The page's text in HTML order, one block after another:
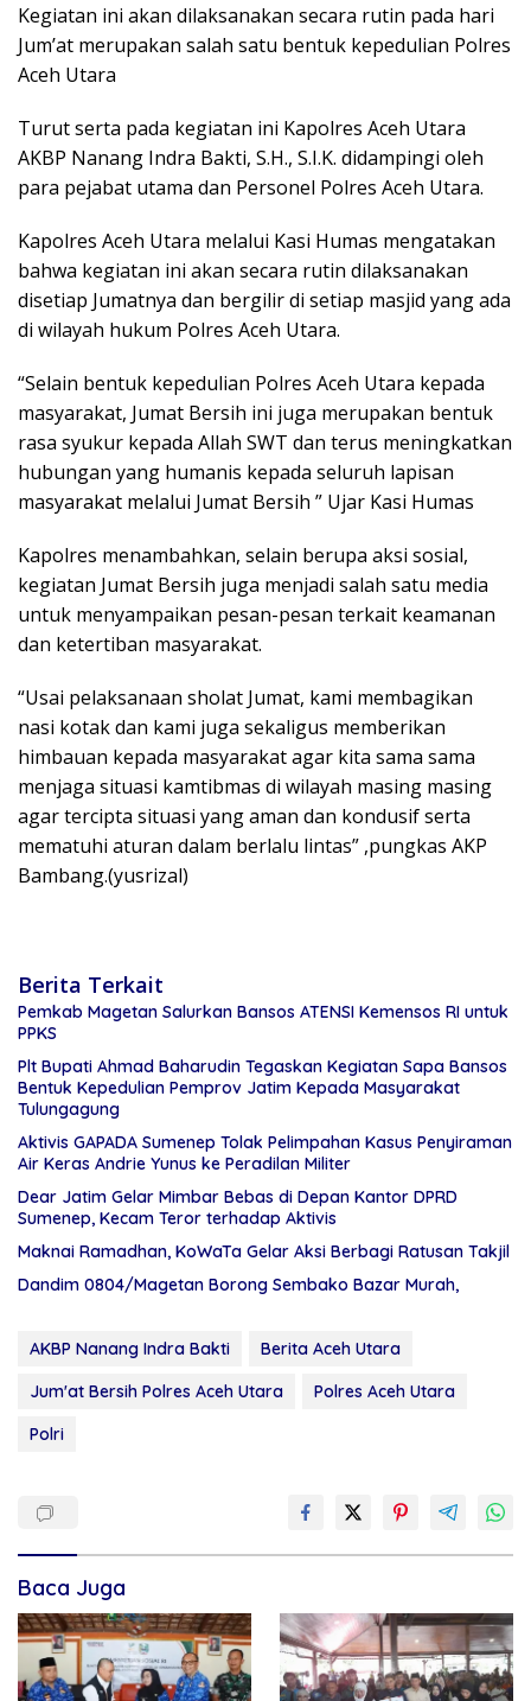
Kegiatan ini akan dilaksanakan secara rutin pada hari
Jum’at merupakan salah satu bentuk kepedulian Polres
Aceh Utara
Turut serta pada kegiatan ini Kapolres Aceh Utara
AKBP Nanang Indra Bakti, S.H., S.I.K. didampingi oleh
para pejabat utama dan Personel Polres Aceh Utara.
Kapolres Aceh Utara melalui Kasi Humas mengatakan
bahwa kegiatan ini akan secara rutin dilaksanakan
disetiap Jumatnya dan bergilir di setiap masjid yang ada
di wilayah hukum Polres Aceh Utara.
“Selain bentuk kepedulian Polres Aceh Utara kepada
masyarakat, Jumat Bersih ini juga merupakan bentuk
rasa syukur kepada Allah SWT dan terus meningkatkan
hubungan yang humanis kepada seluruh lapisan
masyarakat melalui Jumat Bersih ” Ujar Kasi Humas
Kapolres menambahkan, selain berupa aksi sosial,
kegiatan Jumat Bersih juga menjadi salah satu media
untuk menyampaikan pesan-pesan terkait keamanan
dan ketertiban masyarakat.
“Usai pelaksanaan sholat Jumat, kami membagikan
nasi kotak dan kami juga sekaligus memberikan
himbauan kepada masyarakat agar kita sama sama
menjaga situasi kamtibmas di wilayah masing masing
agar tercipta situasi yang aman dan kondusif serta
mematuhi aturan dalam berlalu lintas” ,pungkas AKP
Bambang.(yusrizal)
Berita Terkait
Pemkab Magetan Salurkan Bansos ATENSI Kemensos RI untuk
PPKS
Plt Bupati Ahmad Baharudin Tegaskan Kegiatan Sapa Bansos
Bentuk Kepedulian Pemprov Jatim Kepada Masyarakat
Tulungagung
Aktivis GAPADA Sumenep Tolak Pelimpahan Kasus Penyiraman
Air Keras Andrie Yunus ke Peradilan Militer
Dear Jatim Gelar Mimbar Bebas di Depan Kantor DPRD
Sumenep, Kecam Teror terhadap Aktivis
Maknai Ramadhan, KoWaTa Gelar Aksi Berbagi Ratusan Takjil
Dandim 0804/Magetan Borong Sembako Bazar Murah,
AKBP Nanang Indra Bakti
Berita Aceh Utara
Jum'at Bersih Polres Aceh Utara
Polres Aceh Utara
Polri
Baca Juga